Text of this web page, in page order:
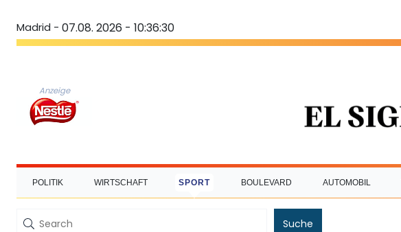
Madrid - 07.08. 2026 - 10:36:31
Anzeige
POLITIK WIRTSCHAFT SPORT BOULEVARD AUTOMOBIL
Suche